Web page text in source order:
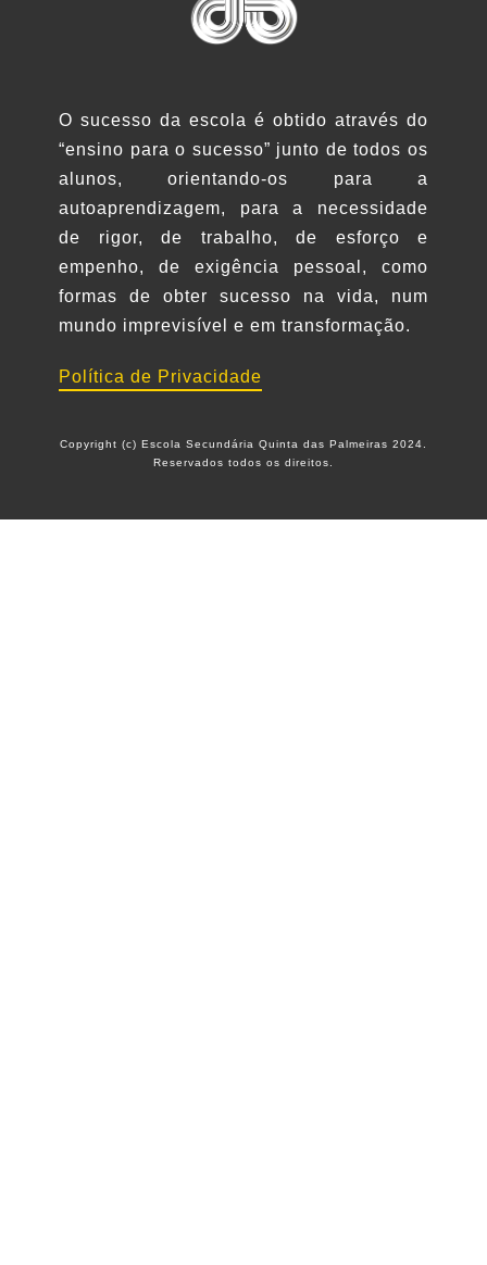
O sucesso da escola é obtido através do
“ensino para o sucesso” junto de todos os
alunos, orientando-os para a
autoaprendizagem, para a necessidade
de rigor, de trabalho, de esforço e
empenho, de exigência pessoal, como
formas de obter sucesso na vida, num
mundo imprevisível e em transformação.
Política de Privacidade
Copyright (c) Escola Secundária Quinta das Palmeiras 2024.
Reservados todos os direitos.